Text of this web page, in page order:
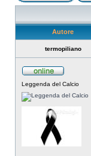
Autore
termopiliano
Leggenda del Calcio